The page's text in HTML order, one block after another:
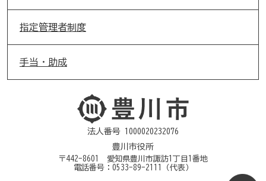
指定管理者制度
手当・助成
法人番号 1000020232076
豊川市役所
〒442-8601 愛知県豊川市諏訪1丁目1番地
電話番号： 0533-89-2111 （代表）